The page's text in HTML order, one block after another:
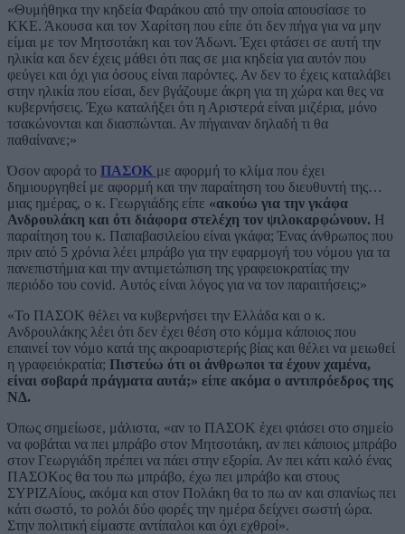
«Θυμήθηκα την κηδεία Φαράκου από την οποία απουσίασε το
ΚΚΕ. Άκουσα και τον Χαρίτση που είπε ότι δεν πήγα για να μην
είμαι με τον Μητσοτάκη και τον Άδωνι. Έχει φτάσει σε αυτή την
ηλικία και δεν έχεις μάθει ότι πας σε μια κηδεία για αυτόν που
φεύγει και όχι για όσους είναι παρόντες. Αν δεν το έχεις καταλάβει
στην ηλικία που είσαι, δεν βγάζουμε άκρη για τη χώρα και θες να
κυβερνήσεις. Έχω καταλήξει ότι η Αριστερά είναι μιζέρια, μόνο
τσακώνονται και διασπώνται. Αν πήγαιναν δηλαδή τι θα
παθαίνανε;»
Όσον αφορά το ΠΑΣΟΚ με αφορμή το κλίμα που έχει
δημιουργηθεί με αφορμή και την παραίτηση του διευθυντή της…
μιας ημέρας, ο κ. Γεωργιάδης είπε «ακούω για την γκάφα
Ανδρουλάκη και ότι διάφορα στελέχη τον ψιλοκαρφώνουν. Η
παραίτηση του κ. Παπαβασιλείου είναι γκάφα; Ένας άνθρωπος που
πριν από 5 χρόνια λέει μπράβο για την εφαρμογή του νόμου για τα
πανεπιστήμια και την αντιμετώπιση της γραφειοκρατίας την
περιόδο του covid. Αυτός είναι λόγος για να τον παραιτήσεις;»
«Το ΠΑΣΟΚ θέλει να κυβερνήσει την Ελλάδα και ο κ.
Ανδρουλάκης λέει ότι δεν έχει θέση στο κόμμα κάποιος που
επαινεί τον νόμο κατά της ακροαριστερής βίας και θέλει να μειωθεί
η γραφειόκρατία; Πιστεύω ότι οι άνθρωποι τα έχουν χαμένα,
είναι σοβαρά πράγματα αυτά;» είπε ακόμα ο αντιπρόεδρος της
ΝΔ.
Όπως σημείωσε, μάλιστα, «αν το ΠΑΣΟΚ έχει φτάσει στο σημείο
να φοβάται να πει μπράβο στον Μητσοτάκη, αν πει κάποιος μπράβο
στον Γεωργιάδη πρέπει να πάει στην εξορία. Αν πει κάτι καλό ένας
ΠΑΣΟΚος θα του πω μπράβο, έχω πει μπράβο και στους
ΣΥΡΙΖΑίους, ακόμα και στον Πολάκη θα το πω αν και σπανίως πει
κάτι σωστό, το ρολόι δύο φορές την ημέρα δείχνει σωστή ώρα.
Στην πολιτική είμαστε αντίπαλοι και όχι εχθροί».